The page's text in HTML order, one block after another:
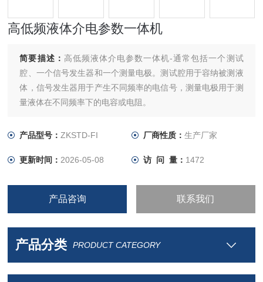
高低频液体介电参数一体机
简要描述： 高低频液体介电参数一体机-通常包括一个测试
腔、一个信号发生器和一个测量电极。测试腔用于容纳被测液
体，信号发生器用于产生不同频率的电信号，测量电极用于测
量液体在不同频率下的电容或电阻。
产品型号：ZKSTD-FI 厂商性质： 生产厂家
更新时间： 2026-05-08 访 问 量： 1472
产品咨询 联系我们
产品分类 PRODUCT CATEGORY